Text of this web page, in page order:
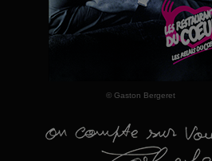
© Gaston Bergeret